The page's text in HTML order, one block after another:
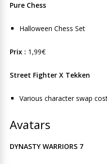
Pure Chess
Halloween Chess Set
Prix : 1,99€
Street Fighter X Tekken
Various character swap
Avatars
DYNASTY WARRIORS 7